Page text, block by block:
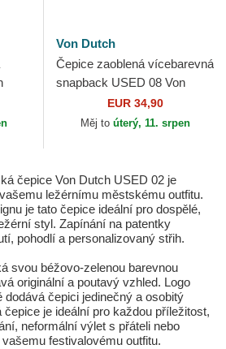
Von Dutch
Čepice zaoblená vícebarevná
snapback USED 08 Von
EUR 34,90
Měj to úterý, 11. srpen
čepice Von Dutch USED 02 je
ležérnímu městskému outfitu.
je tato čepice ideální pro dospělé,
styl. Zapínání na patentky
pohodlí a personalizovaný střih.
svou béžovo-zelenou barevnou
originální a poutavý vzhled. Logo
čepici jedinečný a osobitý
čepice je ideální pro každou příležitost,
neformální výlet s přáteli nebo
festivalovému outfitu.